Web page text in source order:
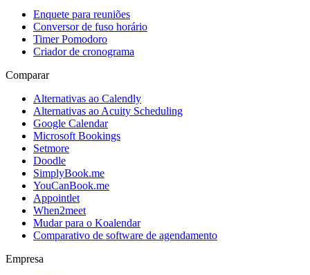
Enquete para reuniões
Conversor de fuso horário
Timer Pomodoro
Criador de cronograma
Comparar
Alternativas ao Calendly
Alternativas ao Acuity Scheduling
Google Calendar
Microsoft Bookings
Setmore
Doodle
SimplyBook.me
YouCanBook.me
Appointlet
When2meet
Mudar para o Koalendar
Comparativo de software de agendamento
Empresa